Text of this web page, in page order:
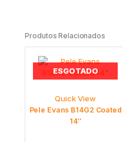
Produtos Relacionados
ESGOTADO
Quick View
Pele Evans B14G2 Coated
14″